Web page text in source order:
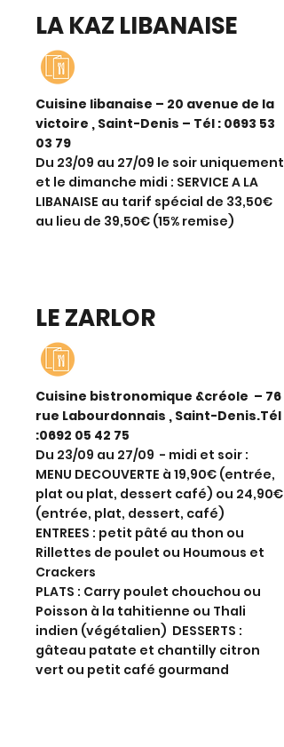
LA KAZ LIBANAISE
Cuisine libanaise – 20 avenue de la
victoire , Saint-Denis – Tél : 0693 53
03 79
Du 23/09 au 27/09 le soir uniquement
et le dimanche midi : SERVICE A LA
LIBANAISE au tarif spécial de 33,50€
au lieu de 39,50€ (15% remise)
LE ZARLOR
Cuisine bistronomique &créole – 76
rue Labourdonnais , Saint-Denis.Tél
:0692 05 42 75
Du 23/09 au 27/09 - midi et soir :
MENU DECOUVERTE à 19,90€ (entrée,
plat ou plat, dessert café) ou 24,90€
(entrée, plat, dessert, café)
ENTREES : petit pâté au thon ou
Rillettes de poulet ou Houmous et
Crackers
PLATS : Carry poulet chouchou ou
Poisson à la tahitienne ou Thali
indien (végétalien) DESSERTS :
gâteau patate et chantilly citron
vert ou petit café gourmand